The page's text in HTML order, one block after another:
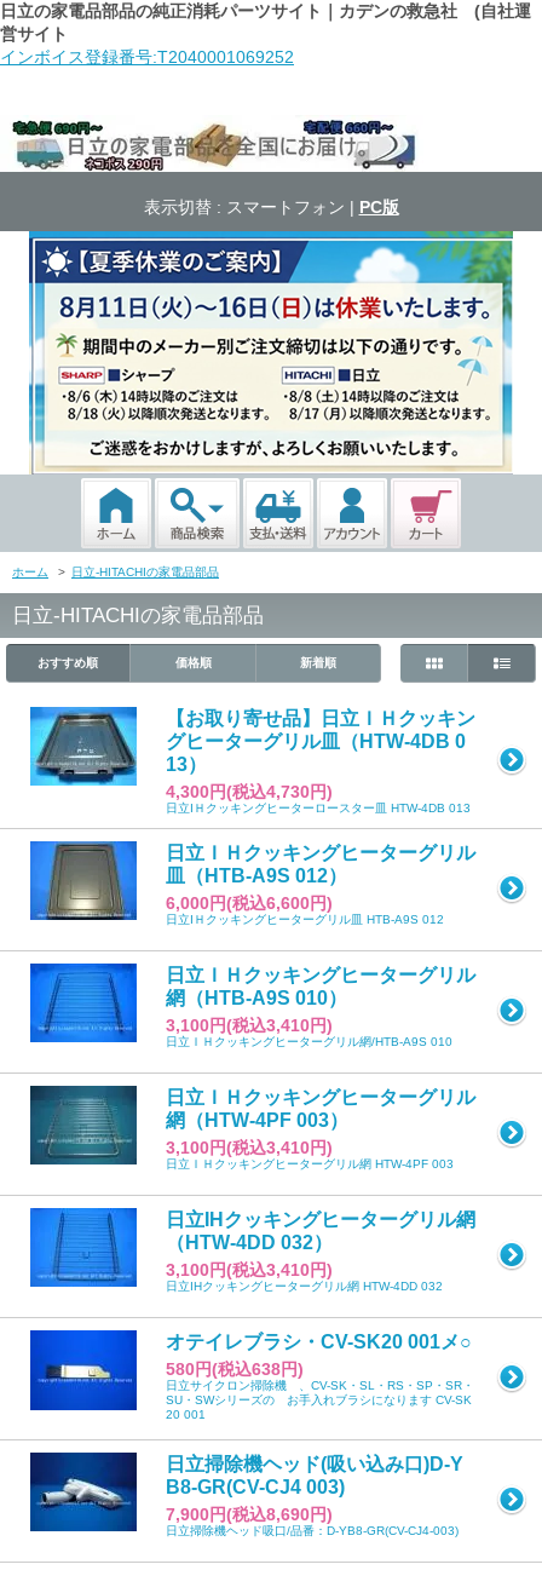
日立の家電品部品の純正消耗パーツサイト｜カデンの救急社 (自社運
営サイト
インボイス登録番号:T2040001069252
表示切替 : スマートフォン | PC版
ホーム > 日立-HITACHIの家電品部品
日立-HITACHIの家電品部品
おすすめ順 価格順 新着順
【お取り寄せ品】日立ＩＨクッキン
グヒーターグリル皿（HTW-4DB 0
13）
4,300円(税込4,730円)
日立IＨクッキングヒーターロースター皿 HTW-4DB 013
日立ＩＨクッキングヒーターグリル
皿（HTB-A9S 012）
6,000円(税込6,600円)
日立IＨクッキングヒーターグリル皿 HTB-A9S 012
日立ＩＨクッキングヒーターグリル
網（HTB-A9S 010）
3,100円(税込3,410円)
日立ＩＨクッキングヒーターグリル網/HTB-A9S 010
日立ＩＨクッキングヒーターグリル
網（HTW-4PF 003）
3,100円(税込3,410円)
日立ＩＨクッキングヒーターグリル網 HTW-4PF 003
日立IHクッキングヒーターグリル網
（HTW-4DD 032）
3,100円(税込3,410円)
日立IHクッキングヒーターグリル網 HTW-4DD 032
オテイレブラシ・CV-SK20 001メ○
580円(税込638円)
日立サイクロン掃除機 、CV-SK・SL・RS・SP・SR・
SU・SWシリーズの お手入れブラシになります CV-SK
20 001
日立掃除機ヘッド(吸い込み口)D-Y
B8-GR(CV-CJ4 003)
7,900円(税込8,690円)
日立掃除機ヘッド吸口/品番：D-YB8-GR(CV-CJ4-003)